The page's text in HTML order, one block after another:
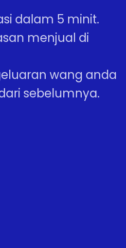
dalam 5 minit.
menjual di
wang anda
sebelumnya.